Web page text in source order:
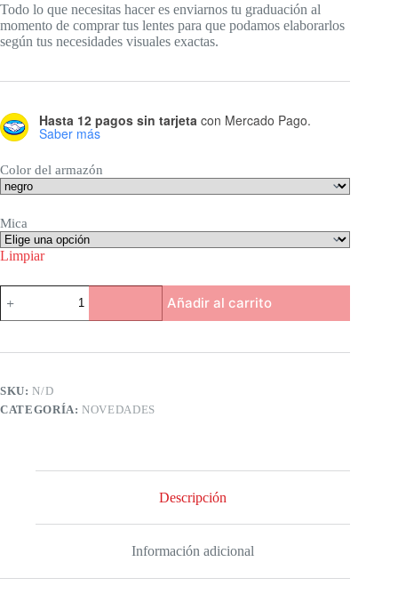
Todo lo que necesitas hacer es enviarnos tu graduación al
momento de comprar tus lentes para que podamos elaborarlos
según tus necesidades visuales exactas.
Hasta 12 pagos sin tarjeta con Mercado Pago.
Saber más
Color del armazón
Mica
Limpiar
retro-
asimétrico
redondo
Añadir al carrito
SKU:N/D
CATEGORÍA:NOVEDADES
Descripción
Información adicional